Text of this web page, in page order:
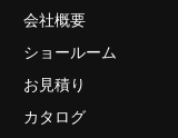
会社概要
ショールーム
お見積り
カタログ